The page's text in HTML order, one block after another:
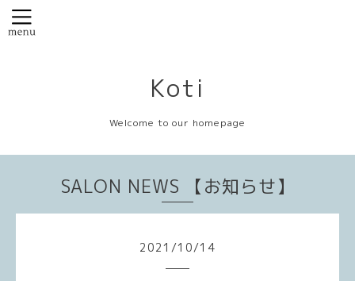
Koti
Welcome to our homepage
SALON NEWS 【お知らせ】
2021 /10/14